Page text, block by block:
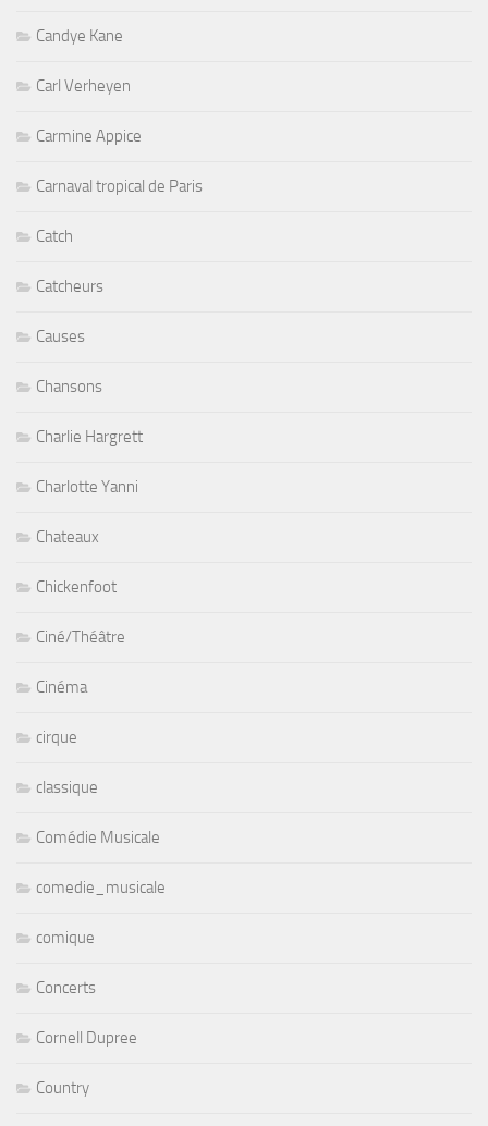
Candye Kane
Carl Verheyen
Carmine Appice
Carnaval tropical de Paris
Catch
Catcheurs
Causes
Chansons
Charlie Hargrett
Charlotte Yanni
Chateaux
Chickenfoot
Ciné/Théâtre
Cinéma
cirque
classique
Comédie Musicale
comedie_musicale
comique
Concerts
Cornell Dupree
Country